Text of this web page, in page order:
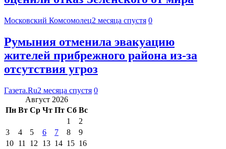
Московский Комсомолец2 месяца спустя 0
Румыния отменила эвакуацию
жителей прибрежного района из-за
отсутствия угроз
Газета.Ru2 месяца спустя 0
Август 2026
Пн Вт Ср Чт Пт Сб Вс
1
2
3
4 5 6 7 8
9
10 11 12 13 14 15 16